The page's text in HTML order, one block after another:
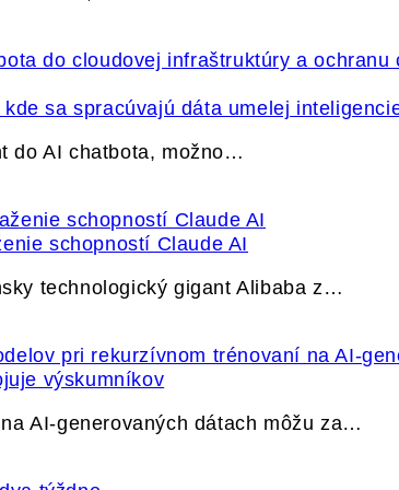
sa spracúvajú dáta umelej
do AI chatbota, možno…
schopností Claude AI
technologický gigant Alibaba z…
výskumníkov
AI-generovaných dátach môžu za…